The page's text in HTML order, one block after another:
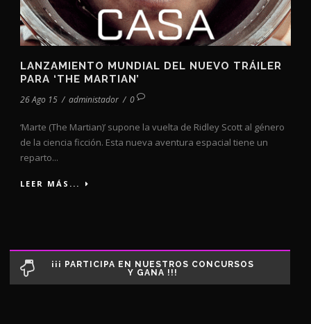
LANZAMIENTO MUNDIAL DEL NUEVO TRÁILER
PARA ‘THE MARTIAN’
26 Ago 15 / administador / 0
‘Marte (The Martian)’ supone la vuelta de Ridley Scott al género
de la ciencia ficción. Esta nueva aventura espacial tiene un
reparto...
LEER MÁS...
¡¡¡ PARTICIPA EN NUESTROS CONCURSOS
Y GANA !!!